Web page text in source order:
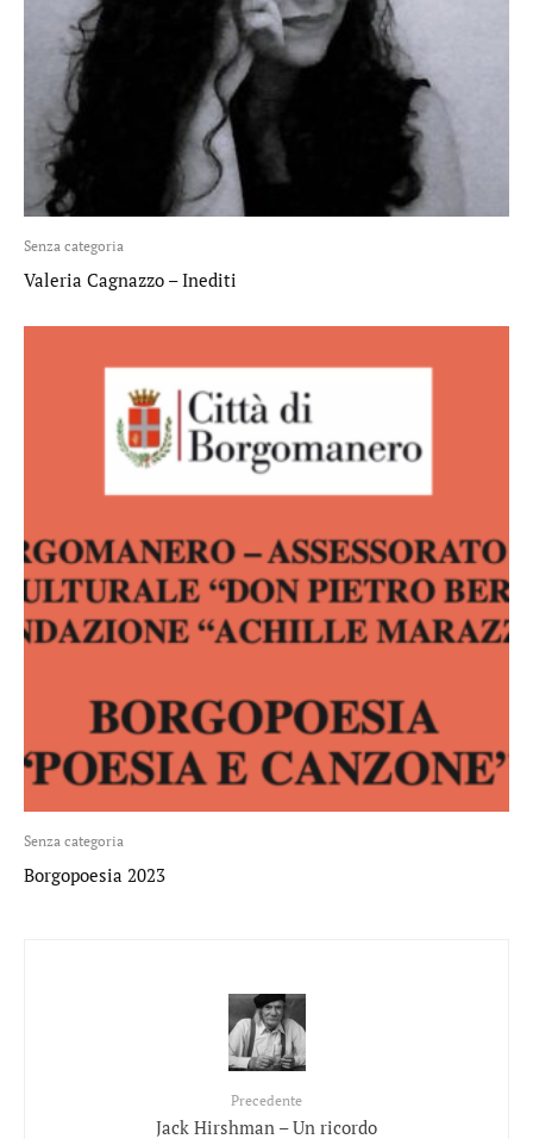
Senza categoria
Valeria Cagnazzo – Inediti
Senza categoria
Borgopoesia 2023
Precedente
Jack Hirshman – Un ricordo